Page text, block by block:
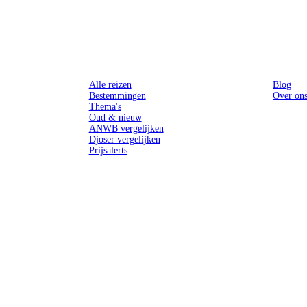
Alle reizen
Bestemmingen
Thema's
Oud & nieuw
ANWB vergelijken
Djoser vergelijken
Prijsalerts
Blog
Over ons